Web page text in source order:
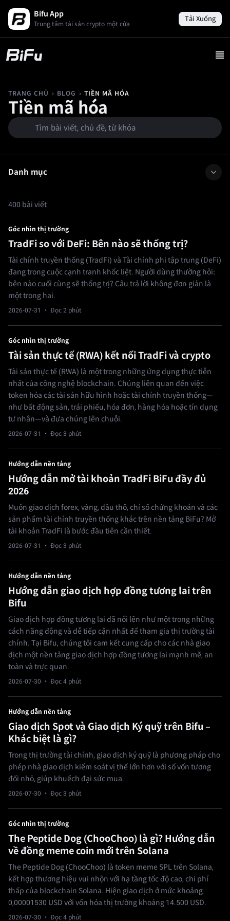
Bifu App
Trung tâm tài sản crypto một cửa
Tải Xuống
TRANG CHỦ › BLOG › TIỀN MÃ HÓA
Tiền mã hóa
Danh mục
400 bài viết
Góc nhìn thị trường
TradFi so với DeFi: Bên nào sẽ thống trị?
Tài chính truyền thống (TradFi) và Tài chính phi tập trung (DeFi)
đang trong cuộc cạnh tranh khốc liệt. Người dùng thường hỏi:
bên nào cuối cùng sẽ thống trị? Câu trả lời không đơn giản là
một trong hai.
2026-07-31 · Đọc 2 phút
Góc nhìn thị trường
Tài sản thực tế (RWA) kết nối TradFi và crypto
Tài sản thực tế (RWA) là một trong những ứng dụng thực tiễn
nhất của công nghệ blockchain. Chúng liên quan đến việc
token hóa các tài sản hữu hình hoặc tài chính truyền thống—
như bất động sản, trái phiếu, hóa đơn, hàng hóa hoặc tín dụng
tư nhân—và đưa chúng lên chuỗi.
2026-07-31 · Đọc 3 phút
Hướng dẫn nền tảng
Hướng dẫn mở tài khoản TradFi BiFu đầy đủ
2026
Muốn giao dịch forex, vàng, dầu thô, chỉ số chứng khoán và các
sản phẩm tài chính truyền thống khác trên nền tảng BiFu? Mở
tài khoản TradFi là bước đầu tiên cần thiết.
2026-07-31 · Đọc 3 phút
Hướng dẫn nền tảng
Hướng dẫn giao dịch hợp đồng tương lai trên
Bifu
Giao dịch hợp đồng tương lai đã nổi lên như một trong những
cách năng động và dễ tiếp cận nhất để tham gia thị trường tài
chính. Tại Bifu, chúng tôi cam kết cung cấp cho các nhà giao
dịch một nền tảng giao dịch hợp đồng tương lai mạnh mẽ, an
toàn và trực quan.
2026-07-30 · Đọc 4 phút
Hướng dẫn nền tảng
Giao dịch Spot và Giao dịch Ký quỹ trên Bifu –
Khác biệt là gì?
Trong thị trường tài chính, giao dịch ký quỹ là phương pháp cho
phép nhà giao dịch kiểm soát vị thế lớn hơn với số vốn tương
đối nhỏ, giúp khuếch đại sức mua.
2026-07-30 · Đọc 3 phút
Góc nhìn thị trường
The Peptide Dog (ChooChoo) là gì? Hướng dẫn
về đồng meme coin mới trên Solana
The Peptide Dog (ChooChoo) là token meme SPL trên Solana,
kết hợp thương hiệu vui nhộn với hạ tầng tốc độ cao, chi phí
thấp của blockchain Solana. Hiện giao dịch ở mức khoảng
0,00001530 USD với vốn hóa thị trường khoảng 14.500 USD.
2026-07-30 · Đọc 4 phút